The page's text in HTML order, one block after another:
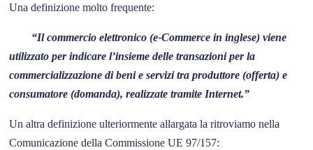
Una definizione molto frequente:
“Il commercio elettronico (e-Commerce in inglese) viene
utilizzato per indicare l’insieme delle transazioni per la
commercializzazione di beni e servizi tra produttore (offerta) e
consumatore (domanda), realizzate tramite Internet.”
Un altra definizione ulteriormente allargata la ritroviamo nella
Comunicazione della Commissione UE 97/157: